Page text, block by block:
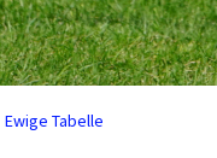
Ewige Tabelle